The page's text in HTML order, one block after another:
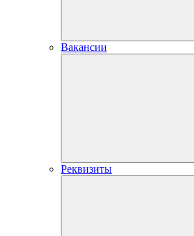
Вакансии
Реквизиты